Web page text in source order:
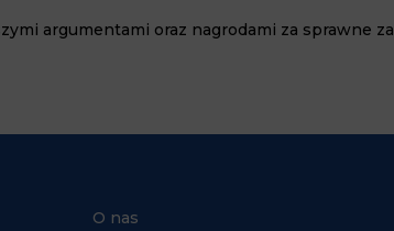
argumentami oraz nagrodami za sprawne
O nas